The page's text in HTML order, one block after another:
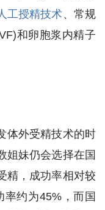
工授精技术、常规
和卵胞浆内精子
体外受精技术的时
姐妹仍会选择在国
精，成功率相对较
约为45%，而国